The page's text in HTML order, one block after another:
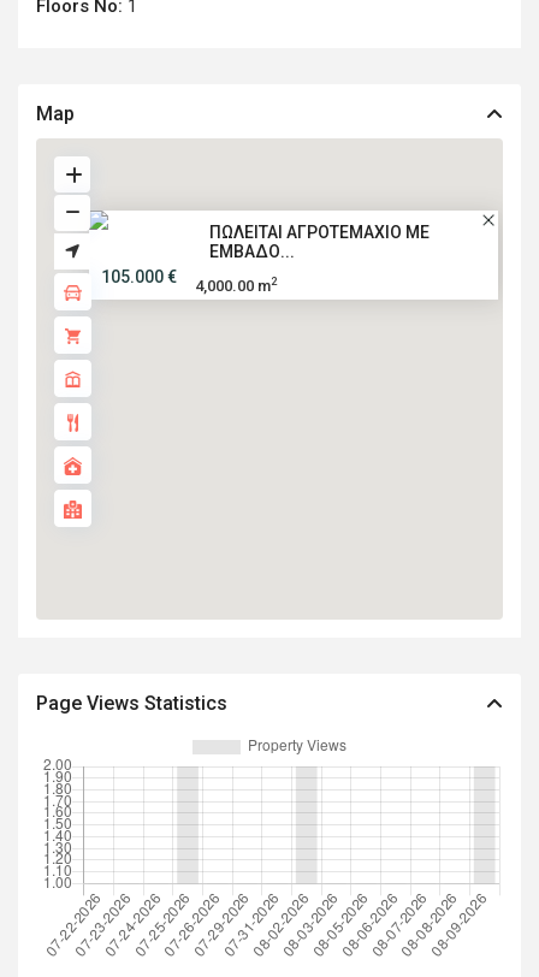
Floors No: 1
Map
ΠΩΛΕΙΤΑΙ ΑΓΡΟΤΕΜΑΧΙΟ ΜΕ
ΕΜΒΑΔΟ...
105.000 €
4,000.00 m2
Page Views Statistics